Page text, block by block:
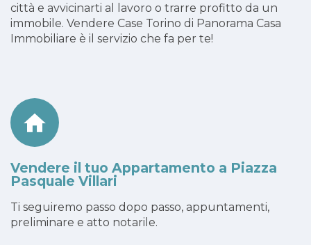
città e avvicinarti al lavoro o trarre profitto da un
immobile. Vendere Case Torino di Panorama Casa
Immobiliare è il servizio che fa per te!
Vendere il tuo Appartamento a Piazza
Pasquale Villari
Ti seguiremo passo dopo passo, appuntamenti,
preliminare e atto notarile.